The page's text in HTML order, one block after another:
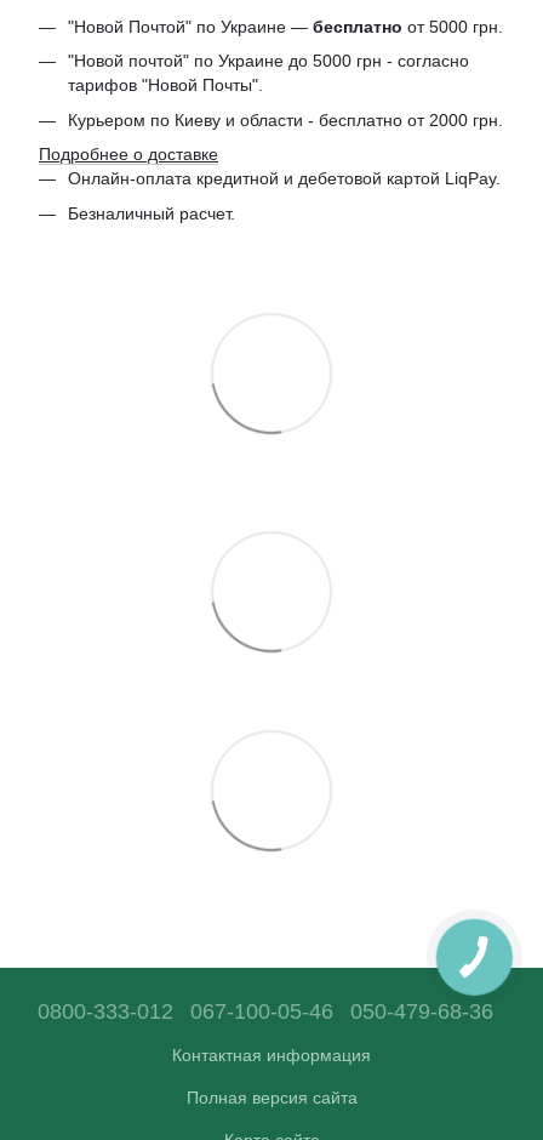
"Новой Почтой" по Украине — бесплатно от 5000 грн.
"Новой почтой" по Украине до 5000 грн - согласно
тарифов "Новой Почты".
Курьером по Киеву и области - бесплатно от 2000 грн.
Подробнее о доставке
Онлайн-оплата кредитной и дебетовой картой LiqPay.
Безналичный расчет.
0800-333-012 067-100-05-46 050-479-68-36
Контактная информация
Полная версия сайта